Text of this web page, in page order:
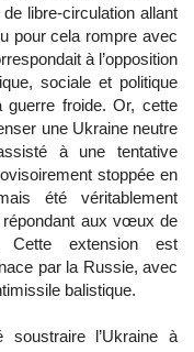
libre-circulation allant
pour cela rompre avec
à l’opposition
sociale et politique
froide. Or, cette
une Ukraine neutre
à une tentative
stoppée en
été véritablement
répondant aux vœux de
Cette extension est
par la Russie, avec
balistique.
soustraire l’Ukraine à